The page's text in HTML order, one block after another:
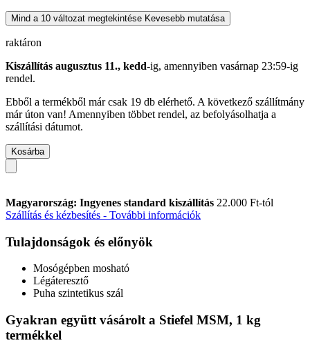
Mind a 10 változat megtekintése Kevesebb mutatása
raktáron
Kiszállítás augusztus 11., kedd-ig, amennyiben vasárnap 23:59-ig
rendel.
Ebből a termékből már csak 19 db elérhető. A következő szállítmány
már úton van! Amennyiben többet rendel, az befolyásolhatja a
szállítási dátumot.
Kosárba
Magyarország: Ingyenes standard kiszállítás 22.000 Ft-tól
Szállítás és kézbesítés - További információk
Tulajdonságok és előnyök
Mosógépben mosható
Légáteresztő
Puha szintetikus szál
Gyakran együtt vásárolt a Stiefel MSM, 1 kg
termékkel